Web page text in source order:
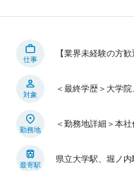
仕事
【業界未経験の方
対象
＜最終学歴＞大学
勤務地
＜勤務地詳細＞本
最寄駅
県立大学駅、堀ノ